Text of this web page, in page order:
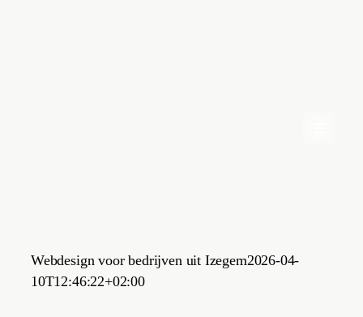
Webdesign voor bedrijven uit Izegem2026-04-
10T12:46:22+02:00